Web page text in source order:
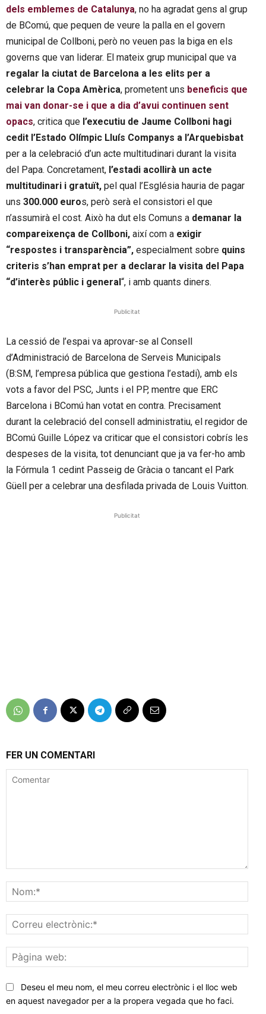
dels emblemes de Catalunya, no ha agradat gens al grup
de BComú, que pequen de veure la palla en el govern
municipal de Collboni, però no veuen pas la biga en els
governs que van liderar. El mateix grup municipal que va
regalar la ciutat de Barcelona a les elits per a
celebrar la Copa Amèrica, prometent uns beneficis que
mai van donar-se i que a dia d’avui continuen sent
opacs, critica que l’executiu de Jaume Collboni hagi
cedit l’Estado Olímpic Lluís Companys a l’Arquebisbat
per a la celebració d’un acte multitudinari durant la visita
del Papa. Concretament, l’estadi acollirà un acte
multitudinari i gratuït, pel qual l’Església hauria de pagar
uns 300.000 euros, però serà el consistori el que
n’assumirà el cost. Això ha dut els Comuns a demanar la
compareixença de Collboni, així com a exigir
“respostes i transparència”, especialment sobre quins
criteris s’han emprat per a declarar la visita del Papa
“d’interès públic i general“, i amb quants diners.
Publicitat
La cessió de l’espai va aprovar-se al Consell
d’Administració de Barcelona de Serveis Municipals
(B:SM, l’empresa pública que gestiona l’estadi), amb els
vots a favor del PSC, Junts i el PP, mentre que ERC
Barcelona i BComú han votat en contra. Precisament
durant la celebració del consell administratiu, el regidor de
BComú Guille López va criticar que el consistori cobrís les
despeses de la visita, tot denunciant que ja va fer-ho amb
la Fórmula 1 cedint Passeig de Gràcia o tancant el Park
Güell per a celebrar una desfilada privada de Louis Vuitton.
Publicitat
FER UN COMENTARI
web:
Deseu el meu nom, el meu correu electrònic i el lloc web
en aquest navegador per a la propera vegada que ho faci.